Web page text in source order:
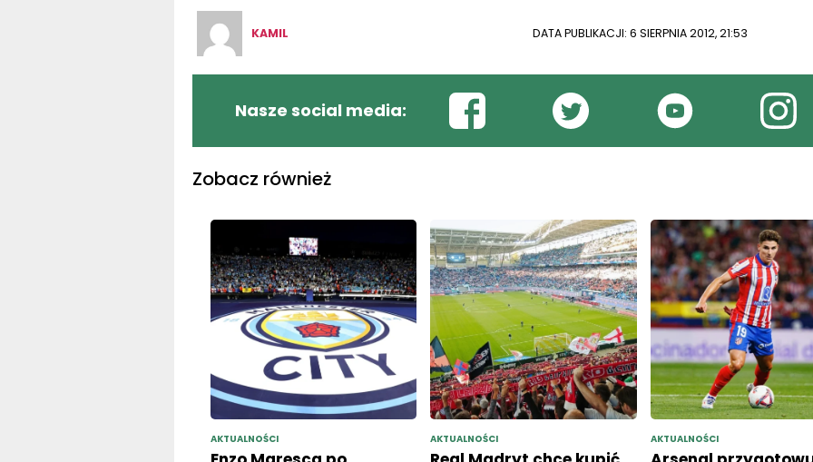
KAMIL DATA PUBLIKACJI: 6 SIERPNIA 2012, 21:53
Nasze social media:
Zobacz również
AKTUALNOŚCI AKTUALNOŚCI AKTUALNOŚCI